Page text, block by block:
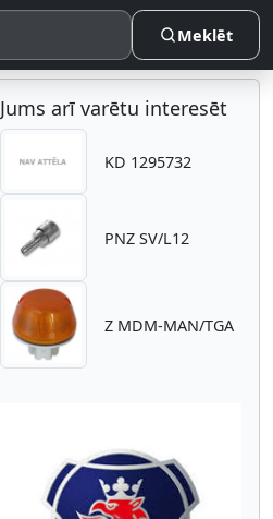
Meklēt
Jums arī varētu interesēt
KD 1295732
PNZ SV/L12
Z MDM-MAN/TGA